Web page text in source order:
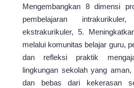
Mengembangkan 8 dimensi
pembelajaran
ekstrakurikuler, 5.
melalui komunitas belajar guru,
dan refleksi praktik
lingkungan sekolah yang
dan bebas dari kekerasan